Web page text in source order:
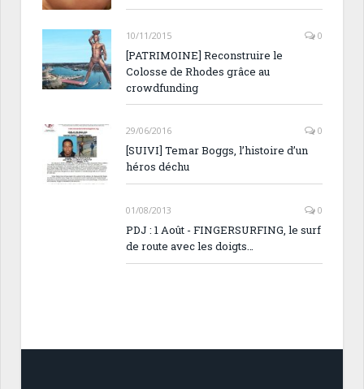
10/11/2015 0
[PATRIMOINE] Reconstruire le
Colosse de Rhodes grâce au
crowdfunding
29/06/2016 0
[SUIVI] Temar Boggs, l’histoire d’un
héros déchu
01/08/2013 0
PDJ : 1 Août - FINGERSURFING, le surf
de route avec les doigts…